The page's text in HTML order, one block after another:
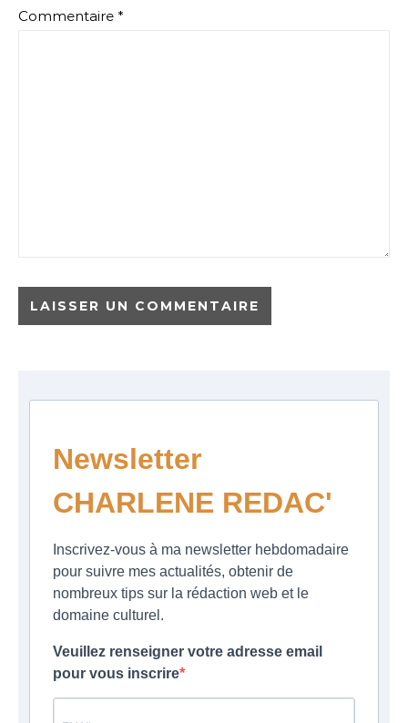
Commentaire *
Newsletter
CHARLENE REDAC'
Inscrivez-vous à ma newsletter hebdomadaire
pour suivre mes actualités, obtenir de
nombreux tips sur la rédaction web et le
domaine culturel.
Veuillez renseigner votre adresse email
pour vous inscrire